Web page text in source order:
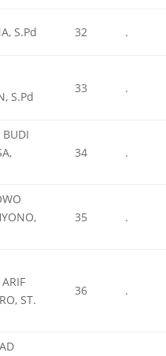
S.Pd 32 .
S.Pd
33 .
34 .
35 .
ST.
36 .